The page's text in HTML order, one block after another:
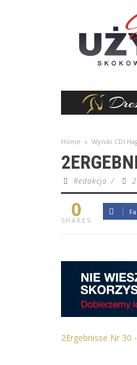
Home » Wyniki CDI
Redakcja /
0
SHARES
2Ergebnisse Nr 30